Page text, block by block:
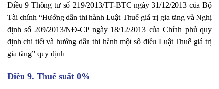
Điều 9 Thông tư số 219/2013/TT-BTC ngày 31/12/2013 của Bộ
Tài chính “Hướng dẫn thi hành Luật Thuế giá trị gia tăng và Nghị
định số 209/2013/NĐ-CP ngày 18/12/2013 của Chính phủ quy
định chi tiết và hướng dẫn thi hành một số điều Luật Thuế giá trị
gia tăng” quy định
Điều 9. Thuế suất 0%